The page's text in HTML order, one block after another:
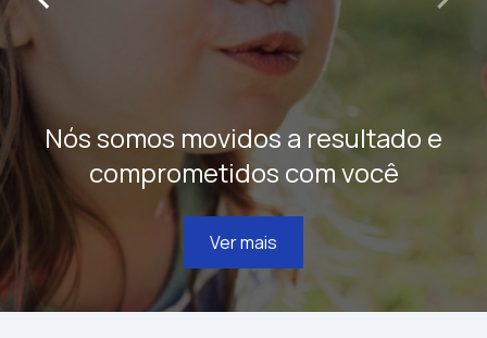
Nós somos movidos a resultado e
comprometidos com você
Ver mais